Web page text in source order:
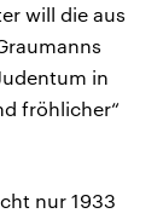
will die aus
in
fröhlicher“
nur 1933